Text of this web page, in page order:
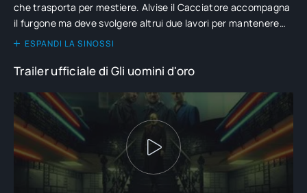
che trasporta per mestiere. Alvise il Cacciatore accompagna
il furgone ma deve svolgere altrui due lavori per mantenere
moglie e figlia secondo un decoro borghese che non può
il colpo grosso, e vuole una fetta della torta. Nicola il Lupo è
western: anche lui entrerà a far parete dello schema
criminale che dovrebbe cambiare loro la vita, con esiti tutti
da scoprire.
ESPANDI LA SINOSSI
Trailer ufficiale di Gli uomini d'oro